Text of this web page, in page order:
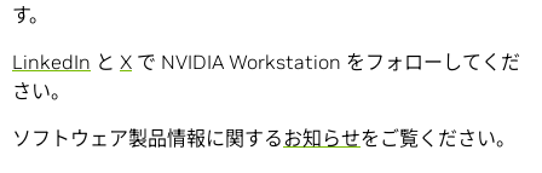
す。
LinkedIn と X で NVIDIA Workstation をフォローしてくだ
さい。
ソフトウェア製品情報に関するお知らせをご覧ください。